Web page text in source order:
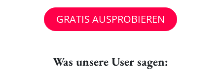
GRATIS AUSPROBIEREN
Was unsere User sagen: